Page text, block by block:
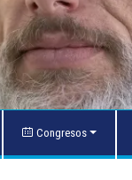
Congresos